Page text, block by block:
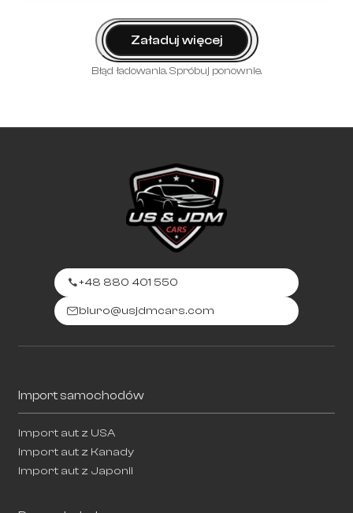
Załaduj więcej
Błąd ładowania. Spróbuj ponownie.
+48 880 401 550
biuro@usjdmcars.com
Import samochodów
Import aut z USA
Import aut z Kanady
Import aut z Japonii